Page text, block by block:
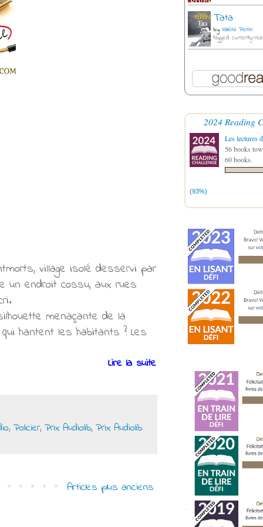
village isolé desservi par
un endroit cossu, aux rues
menaçante de la
hantent les habitants ? Les
Lire la suite
, Policier, Prix Audiolib, Prix Audiolib
Articles plus anciens
Tata
by Valérie Perrin
tagged: currently-
2024 Reading
Les lectures
56 books
60 books.
(93%)